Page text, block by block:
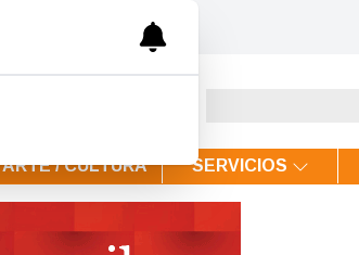
ARTE / CULTURA SERVICIOS